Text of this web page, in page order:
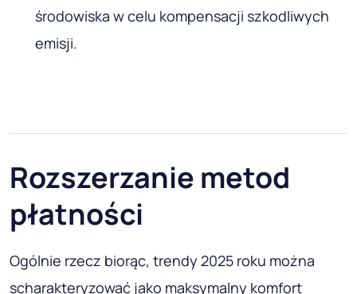
środowiska w celu kompensacji szkodliwych
emisji.
Rozszerzanie metod
płatności
Ogólnie rzecz biorąc, trendy 2025 roku można
scharakteryzować jako maksymalny komfort